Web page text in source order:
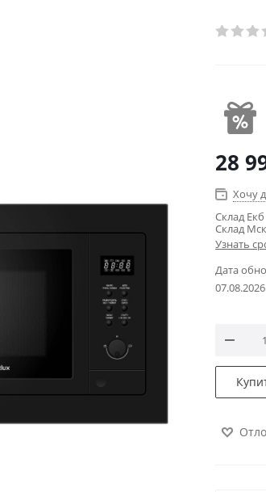
28
Хочу
Склад
Склад
Узнать
Дата
07.08.2026